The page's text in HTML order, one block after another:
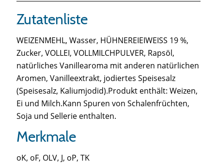
Zutatenliste
WEIZENMEHL, Wasser, HÜHNEREIEIWEISS 19 %,
Zucker, VOLLEI, VOLLMILCHPULVER, Rapsöl,
natürliches Vanillearoma mit anderen natürlichen
Aromen, Vanilleextrakt, jodiertes Speisesalz
(Speisesalz, Kaliumjodid).Produkt enthält: Weizen,
Ei und Milch.Kann Spuren von Schalenfrüchten,
Soja und Sellerie enthalten.
Merkmale
oK, oF, OLV, J, oP, TK